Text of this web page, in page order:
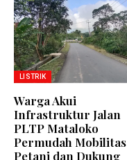
LISTRIK
Warga Akui
Infrastruktur Jalan
PLTP Mataloko
Permudah Mobilitas
Petani dan Dukung